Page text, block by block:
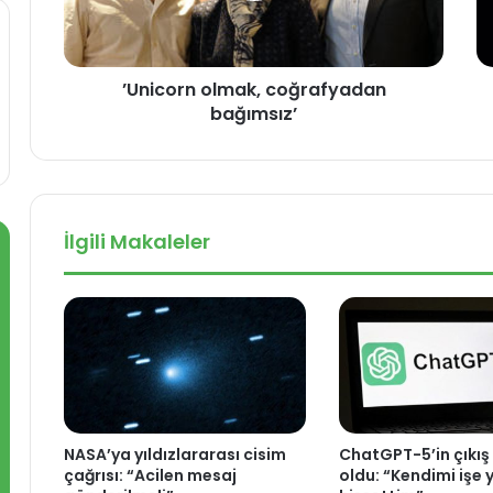
r
n
o
k
ğ
r
a
f
n
b
a
’Unicorn olmak, coğrafyadan
bağımsız’
ü
t
m
a
s
y
a
n
d
İlgili Makaleler
NASA’ya yıldızlararası cisim
çağrısı: “Acilen mesaj
ChatGPT-5’in
oldu: “Kendimi işe